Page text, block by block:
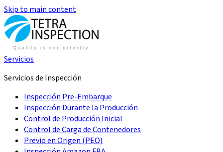
Skip to main content
Servicios
Servicios de Inspección
Inspección Pre-Embarque
Inspección Durante la Producción
Control de Producción Inicial
Control de Carga de Contenedores
Previo en Origen (PEO)